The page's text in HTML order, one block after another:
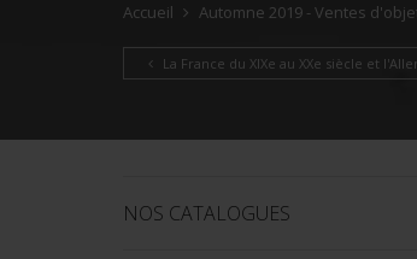
Accueil Automne 2019 - Ventes
La France du XIXe au XXe siècle et
NOS CATALOGUES